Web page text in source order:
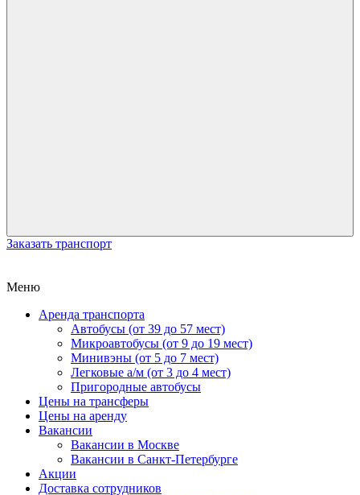
Заказать транспорт
Меню
Аренда транспорта
Автобусы (от 39 до 57 мест)
Микроавтобусы (от 9 до 19 мест)
Минивэны (от 5 до 7 мест)
Легковые а/м (от 3 до 4 мест)
Пригородные автобусы
Цены на трансферы
Цены на аренду
Вакансии
Вакансии в Москве
Вакансии в Санкт-Петербурге
Акции
Доставка сотрудников